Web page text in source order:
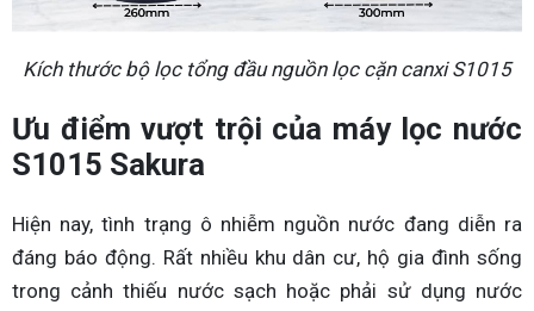
Kích thước bộ lọc tổng đầu nguồn lọc cặn canxi S1015
Ưu điểm vượt trội của máy lọc nước
S1015 Sakura
Hiện nay, tình trạng ô nhiễm nguồn nước đang diễn ra
đáng báo động. Rất nhiều khu dân cư, hộ gia đình sống
trong cảnh thiếu nước sạch hoặc phải sử dụng nước